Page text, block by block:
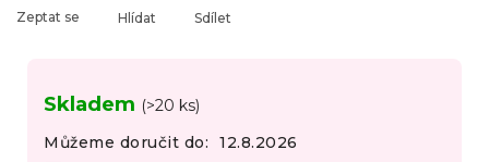
Skladem (>20 ks)
Můžeme doručit do:
12.8.2026
Zeptat se Hlídat Sdílet